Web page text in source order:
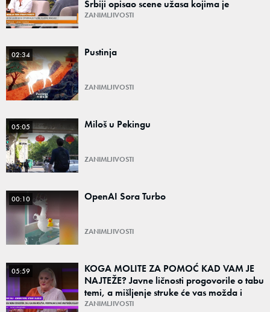
Srbiji opisao scene užasa kojima je
prisustvovao
ZANIMLJIVOSTI
02:34 Pustinja
ZANIMLJIVOSTI
05:05 Miloš u Pekingu
ZANIMLJIVOSTI
00:10 OpenAI Sora Turbo
ZANIMLJIVOSTI
05:59
KOGA MOLITE ZA POMOĆ KAD VAM JE
NAJTEŽE? Javne ličnosti progovorile o tabu
temi, a mišljenje struke će vas možda i
iznenaditi
ZANIMLJIVOSTI